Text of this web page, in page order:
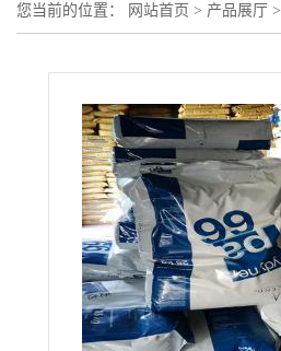
您当前的位置： 网站首页 > 产品展厅 >